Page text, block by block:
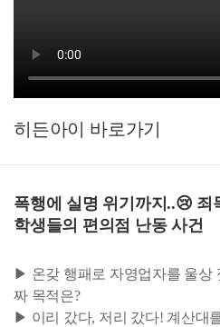
히든아이
폭행에 실명 위기까지..😢 죄
학생들의 편의점 난동 사건
▶ 온갖 행패로 자영업자를 울상
짜 목적은?
▶ 이리 갔다, 저리 갔다! 계산대